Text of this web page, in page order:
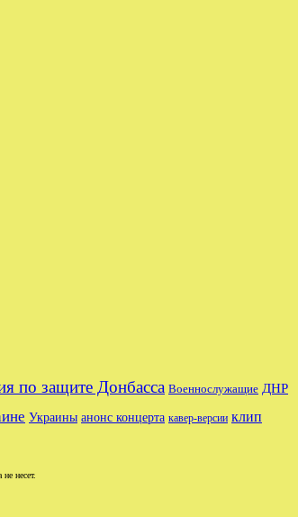
по защите Донбасса Военнослужащие ДНР
Украины анонс концерта кавер-версии клип
несет.